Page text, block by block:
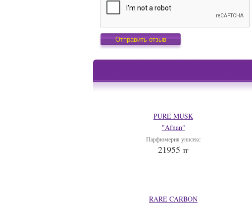
PURE MUSK
"Afnan"
Парфюмерия унисекс
21955 тг
RARE CARBON